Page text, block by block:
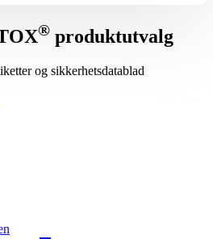
®produktutvalg
og sikkerhetsdatablad